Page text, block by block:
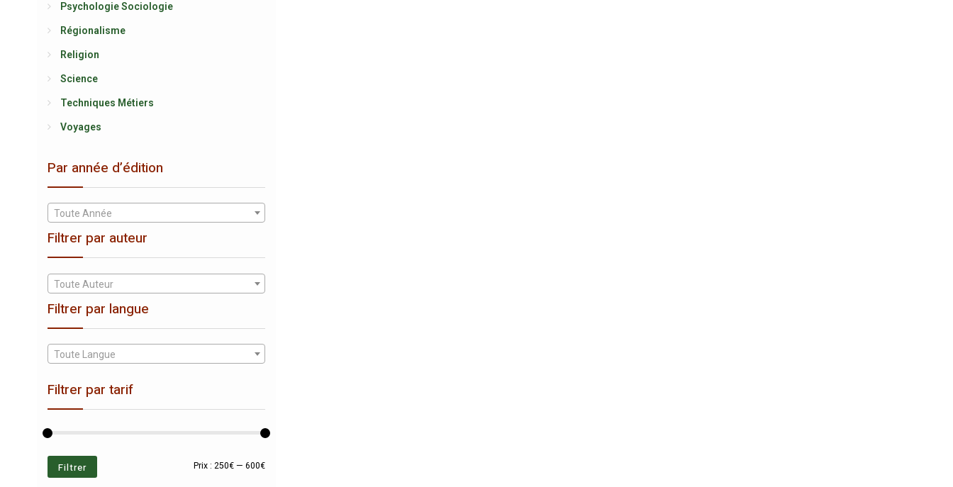
Psychologie Sociologie
Régionalisme
Religion
Science
Techniques Métiers
Voyages
Par année d’édition
Toute Année
Filtrer par auteur
Toute Auteur
Filtrer par langue
Toute Langue
Filtrer par tarif
Prix
Prix
Filtrer Prix : 250€ — 600€